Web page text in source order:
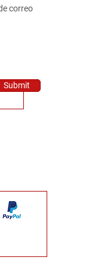
correo
Submit